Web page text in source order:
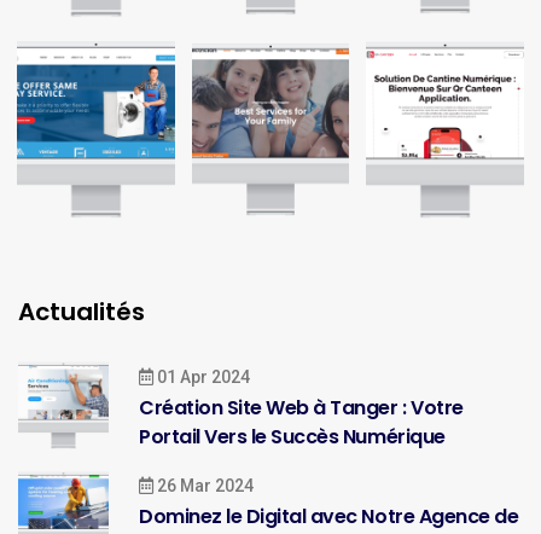
Actualités
01 Apr 2024
Création Site Web à Tanger : Votre
Portail Vers le Succès Numérique
26 Mar 2024
Dominez le Digital avec Notre Agence de